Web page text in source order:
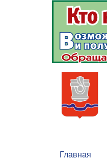
Главная